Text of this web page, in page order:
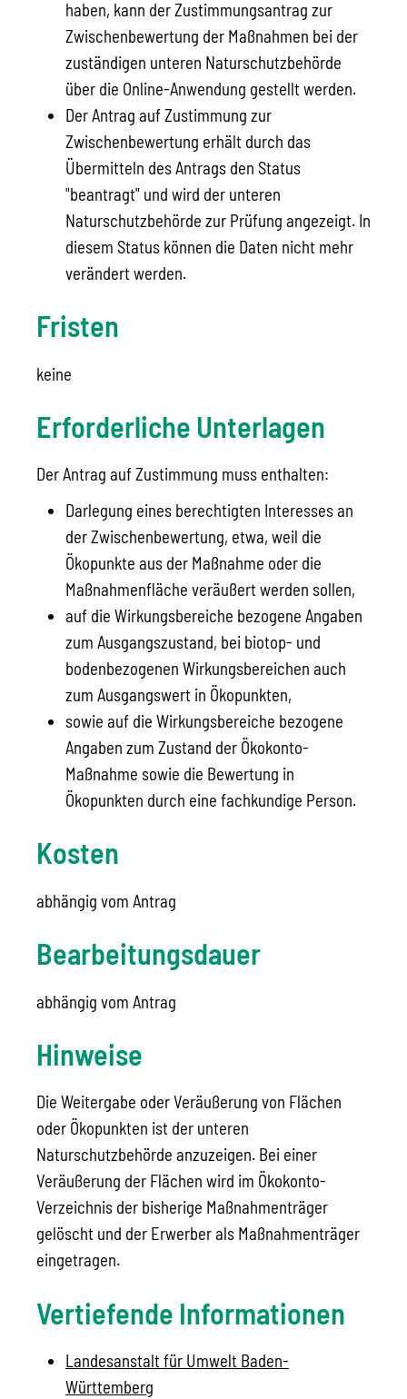
haben, kann der Zustimmungsantrag zur
Zwischenbewertung der Maßnahmen bei der
zuständigen unteren Naturschutzbehörde
über die Online-Anwendung gestellt werden.
Der Antrag auf Zustimmung zur
Zwischenbewertung erhält durch das
Übermitteln des Antrags den Status
"beantragt" und wird der unteren
Naturschutzbehörde zur Prüfung angezeigt. In
diesem Status können die Daten nicht mehr
verändert werden.
Fristen
keine
Erforderliche Unterlagen
Der Antrag auf Zustimmung muss enthalten:
Darlegung eines berechtigten Interesses an
der Zwischenbewertung, etwa, weil die
Ökopunkte aus der Maßnahme oder die
Maßnahmenfläche veräußert werden sollen,
auf die Wirkungsbereiche bezogene Angaben
zum Ausgangszustand, bei biotop- und
bodenbezogenen Wirkungsbereichen auch
zum Ausgangswert in Ökopunkten,
sowie auf die Wirkungsbereiche bezogene
Angaben zum Zustand der Ökokonto-
Maßnahme sowie die Bewertung in
Ökopunkten durch eine fachkundige Person.
Kosten
abhängig vom Antrag
Bearbeitungsdauer
abhängig vom Antrag
Hinweise
Die Weitergabe oder Veräußerung von Flächen
oder Ökopunkten ist der unteren
Naturschutzbehörde anzuzeigen. Bei einer
Veräußerung der Flächen wird im Ökokonto-
Verzeichnis der bisherige Maßnahmenträger
gelöscht und der Erwerber als Maßnahmenträger
eingetragen.
Vertiefende Informationen
Landesanstalt für Umwelt Baden-
Württemberg